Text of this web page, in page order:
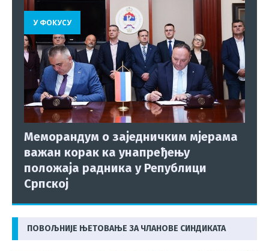
У ФОКУСУ
Меморандум о заједничким мјерама
важан корак ка унапређењу
положаја радника у Републици
Српској
ПОВОЉНИЈЕ ЊЕТОВАЊЕ ЗА ЧЛАНОВЕ СИНДИКАТА